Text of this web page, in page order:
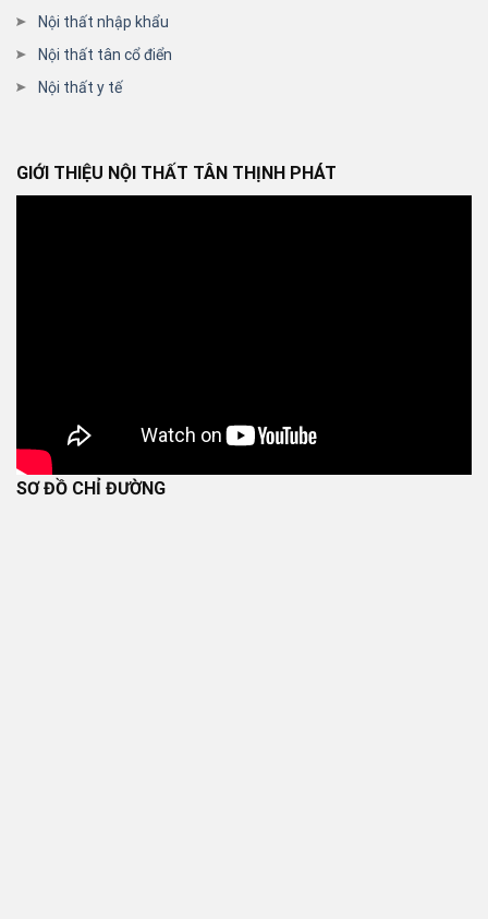
Nội thất nhập khẩu
Nội thất tân cổ điển
Nội thất y tế
GIỚI THIỆU NỘI THẤT TÂN THỊNH PHÁT
SƠ ĐỒ CHỈ ĐƯỜNG